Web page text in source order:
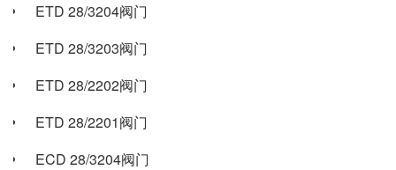
ETD 28/3204阀门
ETD 28/3203阀门
ETD 28/2202阀门
ETD 28/2201阀门
ECD 28/3204阀门